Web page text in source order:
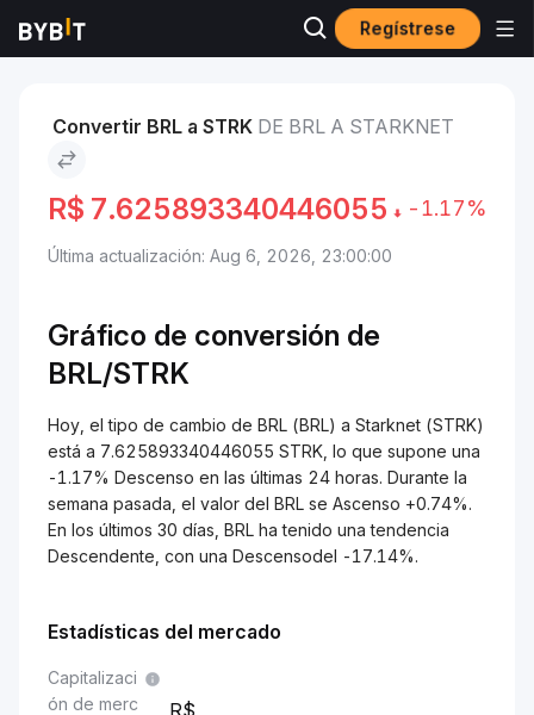
Regístrese
Mercados Precio de Starknet STRK BRL to Starknet
Convertir BRL a STRK DE BRL A STARKNET
R$ 7.625893340446055 -1.17%
Última actualización: Aug 6, 2026, 23:00:00
Gráfico de conversión de
BRL/STRK
Hoy, el tipo de cambio de BRL (BRL) a Starknet (STRK)
está a 7.625893340446055 STRK, lo que supone una
-1.17% Descenso en las últimas 24 horas. Durante la
semana pasada, el valor del BRL se Ascenso +0.74%.
En los últimos 30 días, BRL ha tenido una tendencia
Descendente, con una Descensodel -17.14%.
Estadísticas del mercado
Capitalizaci
ón de merc